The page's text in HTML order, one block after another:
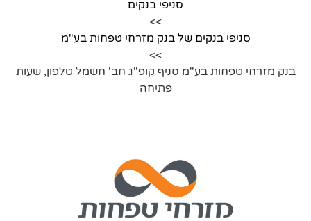
סניפי בנקים
>>
סניפי בנקים של בנק מזרחי טפחות בע"מ
>>
בנק מזרחי טפחות בע"מ סניף קופ"ג חב' חשמל טלפון, שעות
פתיחה